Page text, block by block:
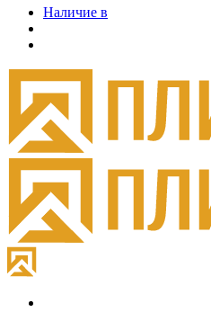
Наличие в